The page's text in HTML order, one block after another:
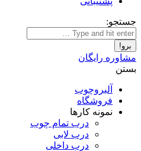
جستجو:
مشاوره رایگان
بستن
آلبروچوب
فروشگاه
نمونه کارها
درب تمام چوب
درب لابی
درب داخلی